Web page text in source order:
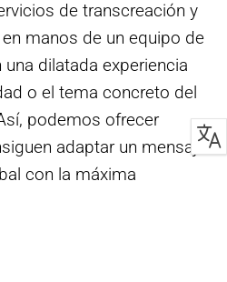
de transcreación y
manos de un equipo de
dilatada experiencia
o el tema concreto del
podemos ofrecer
adaptar un mensaje
con la máxima